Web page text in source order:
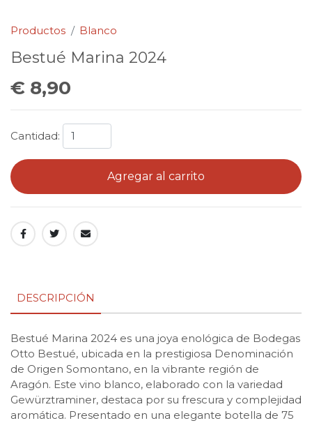
Productos Blanco
Bestué Marina 2024
€ 8,90
Cantidad:
Agregar al carrito
DESCRIPCIÓN
Bestué Marina 2024 es una joya enológica de Bodegas
Otto Bestué, ubicada en la prestigiosa Denominación
de Origen Somontano, en la vibrante región de
Aragón. Este vino blanco, elaborado con la variedad
Gewürztraminer, destaca por su frescura y complejidad
aromática. Presentado en una elegante botella de 75